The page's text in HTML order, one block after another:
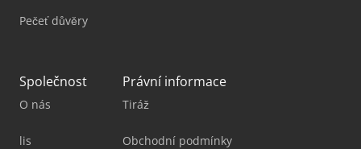
Pečeť důvěry
Společnost
O nás
lis
Právní informace
Tiráž
Obchodní podmínky